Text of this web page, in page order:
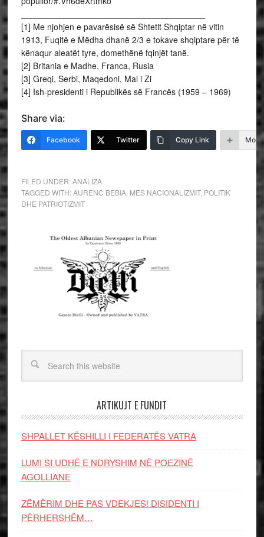
[1] Me njohjen e pavarësisë së Shtetit Shqiptar në vitin
1913, Fuqitë e Mëdha dhanë 2/3 e tokave shqiptare për të
kënaqur aleatët tyre, domethënë fqinjët tanë.
[2] Britania e Madhe, Franca, Rusia
[3] Greqi, Serbi, Maqedoni, Mal i Zi
[4] Ish-presidenti i Republikës së Francës (1959 – 1969)
Share via:
Facebook Twitter Copy Link More
FILED UNDER:ANALIZA
TAGGED WITH:AURENC BEBIA, MES NACIONALIZMIT, POLITIK
DHE PATRIOTIZMIT
ARTIKUJT E FUNDIT
SHPALLET KËSHILLI I FEDERATËS VATRA
LUMI SI UDHË E NDRYSHIM NË POEZINË
AGOLLIANE
ZËMËRIM DHE PAS VDEKJES! DISIDENTI I
PËRHERSHËM…